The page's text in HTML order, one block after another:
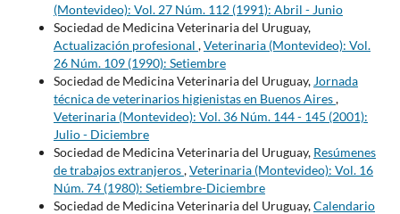
(Montevideo): Vol. 27 Núm. 112 (1991): Abril - Junio
Sociedad de Medicina Veterinaria del Uruguay,
Actualización profesional ,Veterinaria (Montevideo): Vol.
26 Núm. 109 (1990): Setiembre
Sociedad de Medicina Veterinaria del Uruguay, Jornada
técnica de veterinarios higienistas en Buenos Aires,
Veterinaria (Montevideo): Vol. 36 Núm. 144 - 145 (2001):
Julio - Diciembre
Sociedad de Medicina Veterinaria del Uruguay, Resúmenes
de trabajos extranjeros,Veterinaria (Montevideo): Vol. 16
Núm. 74 (1980): Setiembre-Diciembre
Sociedad de Medicina Veterinaria del Uruguay,Calendario